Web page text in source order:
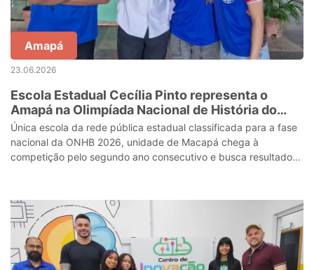
Amapá
23.06.2026
Escola Estadual Cecília Pinto representa o
Amapá na Olimpíada Nacional de História do
Brasil e reforça excelência da educação pública
Única escola da rede pública estadual classificada para a fase
nacional da ONHB 2026, unidade de Macapá chega à
competição pelo segundo ano consecutivo e busca resultado